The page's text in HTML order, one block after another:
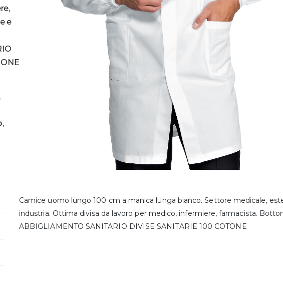
e
,
,
Camice uomo lungo 100 cm a manica lunga bianco. Settore medicale,
industria. Ottima divisa da lavoro per medico, infermiere, farmacista.
ABBIGLIAMENTO SANITARIO DIVISE SANITARIE 100 COTONE